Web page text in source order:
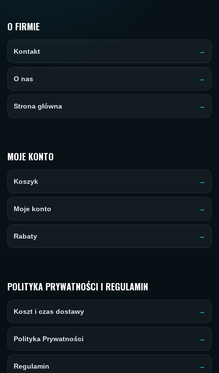
O FIRMIE
Kontakt
O nas
Strona główna
MOJE KONTO
Koszyk
Moje konto
Rabaty
POLITYKA PRYWATNOŚCI I REGULAMIN
Koszt i czas dostawy
Polityka Prywatności
Regulamin